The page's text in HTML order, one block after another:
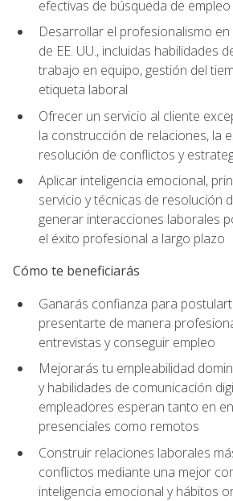
efectivas de búsqueda de empleo
Desarrollar el profesionalismo
de EE. UU., incluidas habilidades
trabajo en equipo, gestión del
etiqueta laboral
Ofrecer un servicio al cliente
la construcción de relaciones, la
resolución de conflictos y
Aplicar inteligencia emocional,
servicio y técnicas de resolución
generar interacciones laborales
el éxito profesional a largo plazo
Cómo te beneficiarás
Ganarás confianza para
presentarte de manera
entrevistas y conseguir empleo
Mejorarás tu empleabilidad
y habilidades de comunicación
empleadores esperan tanto en
presenciales como remotos
Construir relaciones laborales
conflictos mediante una mejor
inteligencia emocional y hábitos